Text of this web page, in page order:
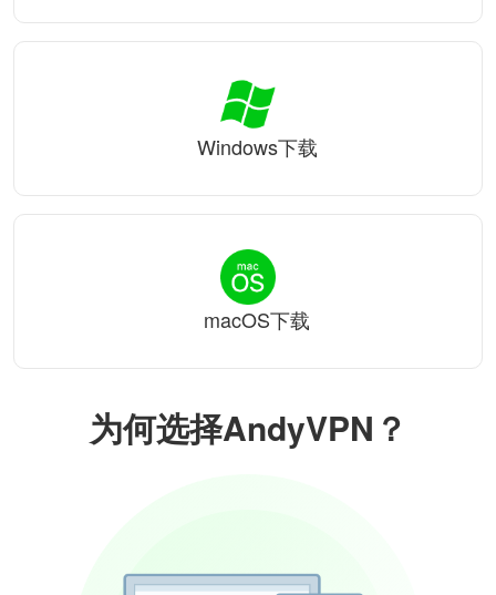
为何选择AndyVPN？
Windows下载
macOS下载